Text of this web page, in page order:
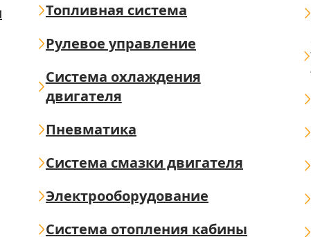
Топливная система
Рулевое управление
Система охлаждения
двигателя
Пневматика
Система смазки двигателя
Электрооборудование
Система отопления кабины